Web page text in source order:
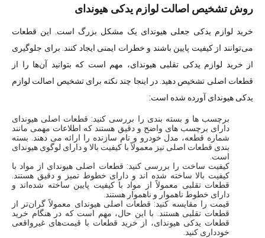
روش تشخیص اصالت لوازم یدکی هیوندای
خرید لوازم یدکی جعلی هیوندای یک مشکل بزرگ است. این قطعات
می‌توانند از کیفیت پایین باشند و خطرات ایمنی ایجاد کنند. برای جلوگیری
از خرید لوازم یدکی تقلبی هیوندای، مهم است که بتوانید آن‌ها را از
قطعات اصلی تشخیص دهید. در اینجا چند نکته برای تشخیص اصالت لوازم
یدکی هیوندای آورده شده است:
برچسب ها و بسته بندی را بررسی کنید: قطعات اصلی هیوندای
دارای برچسب های واضح و دقیق هستند که اطلاعات مهمی مانند
شماره قطعه، مدل خودرو و نام سازنده را ارائه می دهند. بسته
بندی قطعات اصلی نیز معمولاً با کیفیت بالا و دارای لوگوی هیوندای
است.
کیفیت ساخت را بررسی کنید: قطعات اصلی هیوندای از مواد با
کیفیت بالا ساخته شده اند و دارای خطوط تمیز و دقیق هستند.
قطعات تقلبی معمولاً از مواد با کیفیت پایین ساخته شده‌اند و
دارای خطوط ناهموار و ناهموار هستند.
قیمت را مقایسه کنید: قطعات اصلی هیوندای معمولاً گران‌تر از
قطعات تقلبی هستند. با این حال، مهم است که در هنگام خرید
قطعات یدکی هیوندای، از خرید قطعات با قیمت‌های غیرواقعی
خودداری کنید.